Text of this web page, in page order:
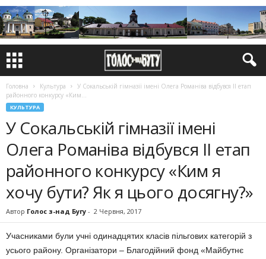
Головна Культура
У Сокальській гімназії імені Олега Романіва відбувся ІІ етап
районного конкурсу «Ким...
КУЛЬТУРА
У Сокальській гімназії імені
Олега Романіва відбувся ІІ етап
районного конкурсу «Ким я
хочу бути? Як я цього досягну?»
Автор Голос з-над Бугу - 2 Червня, 2017
Учасниками були учні одинадцятих класів пільгових категорій з
усього району. Організатори – Благодійний фонд «Майбутнє